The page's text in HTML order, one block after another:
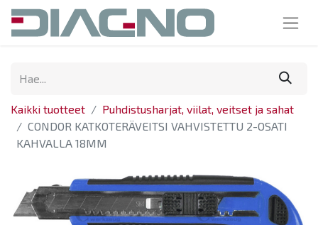
Kaikki tuotteet
Puhdistusharjat, viilat, veitset ja sahat
CONDOR KATKOTERÄVEITSI VAHVISTETTU 2-OSATI
KAHVALLA 18MM